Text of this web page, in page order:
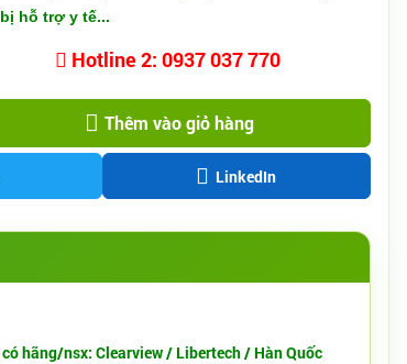
hỗ trợ y tế...
Hotline 2: 0937 037 770
Thêm vào giỏ hàng
LinkedIn
có hãng/nsx: Clearview / Libertech / Hàn Quốc